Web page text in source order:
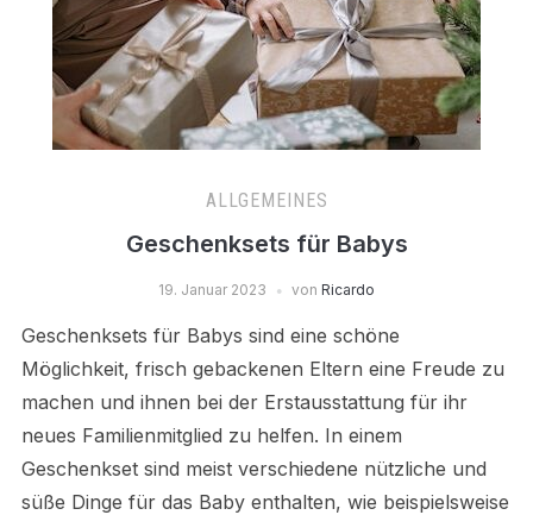
ALLGEMEINES
Geschenksets für Babys
19. Januar 2023 von Ricardo
Geschenksets für Babys sind eine schöne
Möglichkeit, frisch gebackenen Eltern eine Freude zu
machen und ihnen bei der Erstausstattung für ihr
neues Familienmitglied zu helfen. In einem
Geschenkset sind meist verschiedene nützliche und
süße Dinge für das Baby enthalten, wie beispielsweise